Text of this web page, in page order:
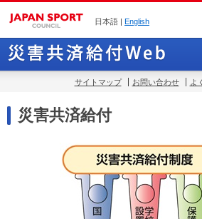
日本語 | English
サイトマップ お問い合わせ よ
災害共済給付